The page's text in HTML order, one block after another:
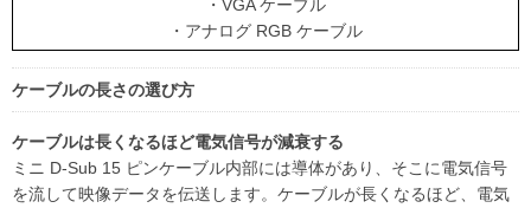
・VGA ケーブル
・アナログ RGB ケーブル
ケーブルの長さの選び方
ケーブルは長くなるほど電気信号が減衰する
ミニ D-Sub 15 ピンケーブル内部には導体があり、そこに電気信号
を流して映像データを伝送します。ケーブルが長くなるほど、電気